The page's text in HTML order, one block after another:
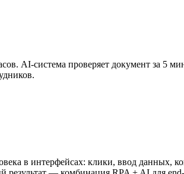
AI-система проверяет документ за 5
в интерфейсах: клики, ввод данных,